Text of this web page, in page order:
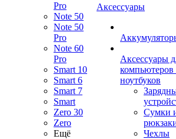
Pro
Note 50
Note 50
Pro
Note 60
Pro
Smart 10
Smart 6
Smart 7
Smart
Zero 30
Zero
Ещё
Аксессуары
Аксессуары
компьютеров
ноутбуков
Сумки
Чехлы